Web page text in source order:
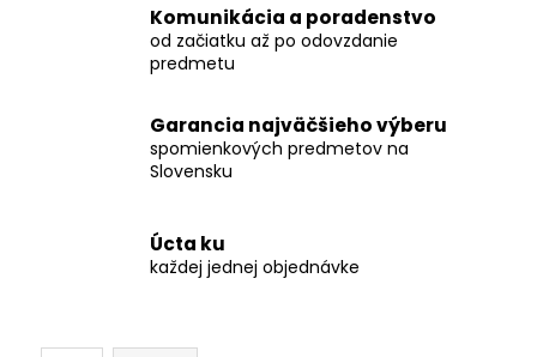
Komunikácia a poradenstvo
od začiatku až po odovzdanie
predmetu
Garancia najväčšieho výberu
spomienkových predmetov na
Slovensku
Úcta ku
každej jednej objednávke